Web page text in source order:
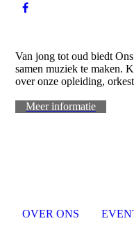
Van jong tot oud biedt
samen muziek te maken.
over onze opleiding,
Meer informatie
OVER ONS